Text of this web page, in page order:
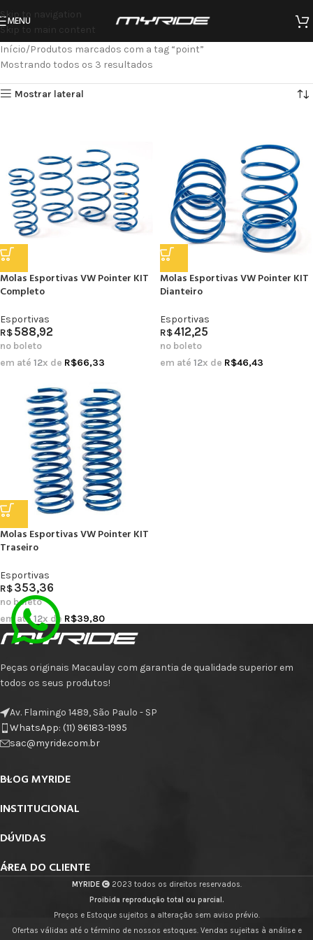
Skip to navigation
Skip to main content
MENU
Início Produtos marcados com a tag “point”
Mostrando todos os 3 resultados
Mostrar lateral
Molas Esportivas VW Pointer KIT
Completo
Esportivas
R$588,92
no boleto
em até 12x de R$66,33
Molas Esportivas VW Pointer KIT
Dianteiro
Esportivas
R$412,25
no boleto
em até 12x de R$46,43
Molas Esportivas VW Pointer KIT
Traseiro
Esportivas
R$353,36
no boleto
em até12x de R$39,80
Peças originais Macaulay com garantia de qualidade superior em
todos os seus produtos!
Av. Flamingo 1489, São Paulo - SP
WhatsApp: (11) 96183-1995
sac@myride.com.br
BLOG MYRIDE
INSTITUCIONAL
DÚVIDAS
ÁREA DO CLIENTE
MYRIDE
2023 todos os direitos reservados.
Proibida reprodução total ou parcial.
Preços e Estoque sujeitos a alteração sem aviso prévio.
Ofertas válidas até o término de nossos estoques. Vendas sujeitas à análise e